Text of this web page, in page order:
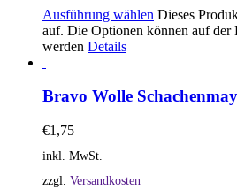
Ausführung wählen Dieses
auf. Die Optionen können auf der
werden Details
Bravo Wolle
€1,75
inkl. MwSt.
zzgl. Versandkosten